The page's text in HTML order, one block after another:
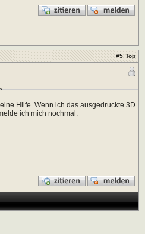
#5 Top
Hilfe. Wenn ich das ausgedruckte 3D
ich mich nochmal.